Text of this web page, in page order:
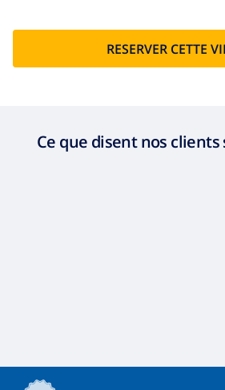
RESERVER CETTE
Ce que disent nos